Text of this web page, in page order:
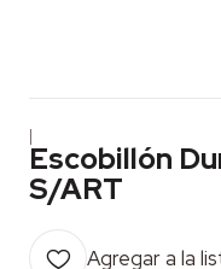
|
Escobillón
S/ART
Agregar a la